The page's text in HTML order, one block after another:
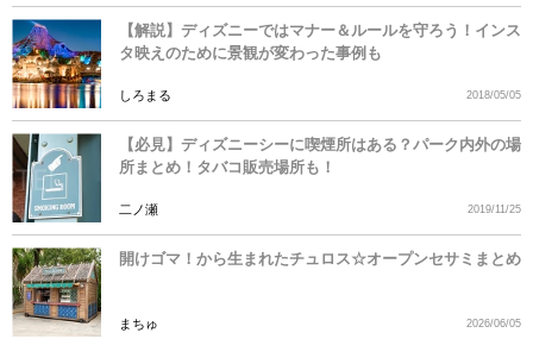
【解説】ディズニーではマナー＆ルールを守ろう！インス
タ映えのために景観が変わった事例も
しろまる 2018/05/05
【必見】ディズニーシーに喫煙所はある？パーク内外の場
所まとめ！タバコ販売場所も！
二ノ瀬 2019/11/25
開けゴマ！から生まれたチュロス☆オープンセサミまとめ
まちゅ 2026/06/05